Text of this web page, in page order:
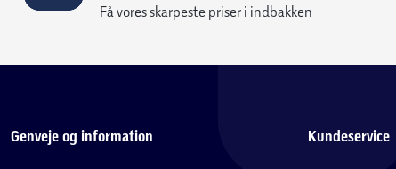
Få vores skarpeste priser i indbakken
Genveje og information Kundeservice